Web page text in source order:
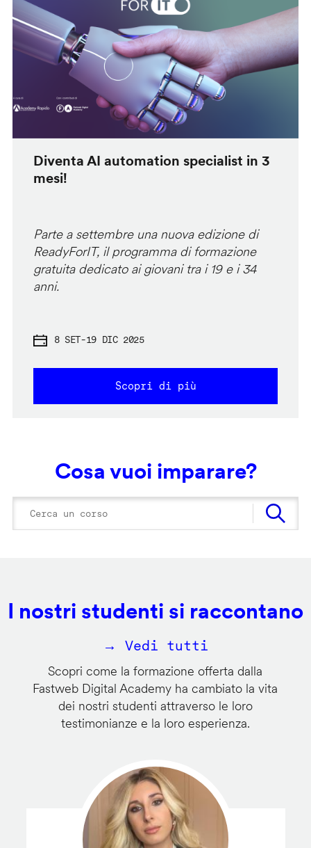
Diventa AI automation specialist in 3
mesi!
Parte a settembre una nuova edizione di
ReadyForIT, il programma di formazione
gratuita dedicato ai giovani tra i 19 e i 34
anni.
8 SET-19 DIC 2025
Scopri di più
Cosa vuoi imparare?
I nostri studenti si raccontano
→ Vedi tutti
Scopri come la formazione offerta dalla
Fastweb Digital Academy ha cambiato la vita
dei nostri studenti attraverso le loro
testimonianze e la loro esperienza.